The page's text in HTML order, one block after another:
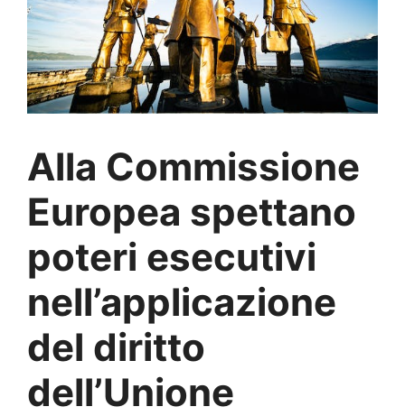
Alla Commissione
Europea spettano
poteri esecutivi
nell’applicazione
del diritto
dell’Unione